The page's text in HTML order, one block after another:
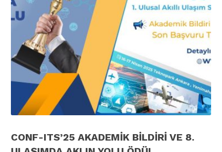
CONF-ITS’25 AKADEMİK BİLDİRİ VE 8.